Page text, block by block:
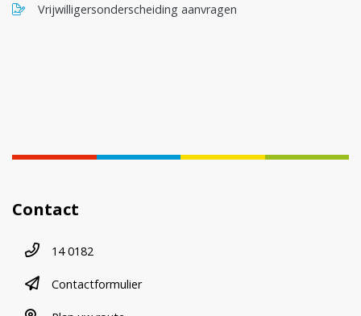
Vrijwilligersonderscheiding aanvragen
, opent in nieuw tabblad
Contact
Telefoonnummer
14 0182
contactformulier
Contactformulier